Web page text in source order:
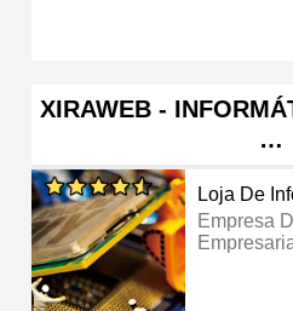
XIRAWEB -
…
Loja De
Empresa